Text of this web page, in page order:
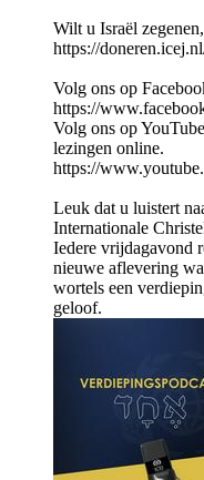
Wilt u Israël
https://
Volg ons op
https://
Volg ons op
lezingen online.
https://
Leuk dat u luistert
Internationale
Iedere vrijdagavond
nieuwe aflevering
wortels een
geloof.